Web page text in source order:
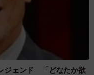
ジェンド 「どなたか欲